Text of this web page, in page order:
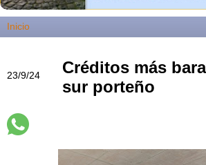
23/9/24
Créditos más
sur porteño